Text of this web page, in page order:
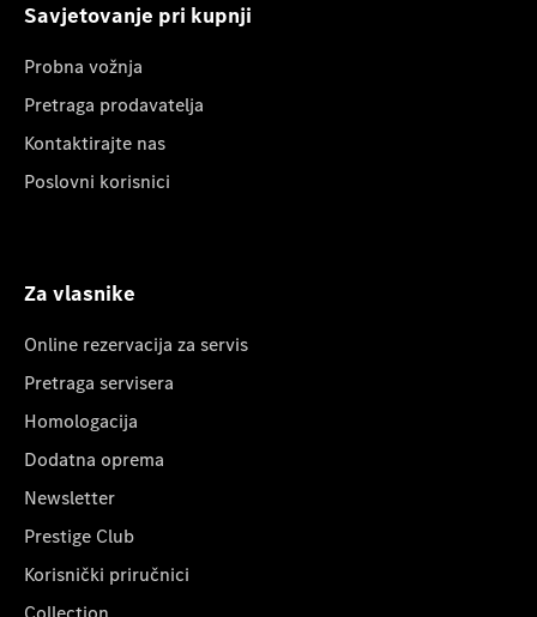
Savjetovanje pri kupnji
Probna vožnja
Pretraga prodavatelja
Kontaktirajte nas
Poslovni korisnici
Za vlasnike
Online rezervacija za servis
Pretraga servisera
Homologacija
Dodatna oprema
Newsletter
Prestige Club
Korisnički priručnici